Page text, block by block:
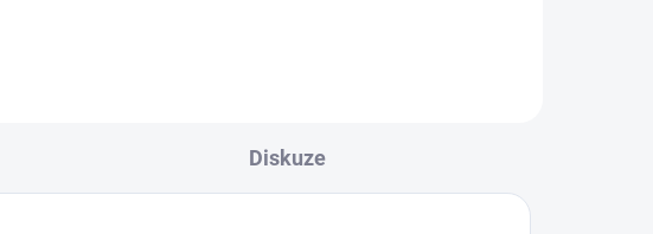
Diskuze